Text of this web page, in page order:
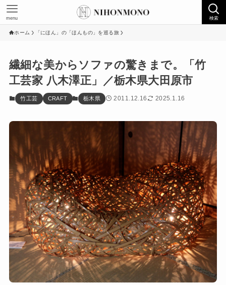
検索
menu
ホーム 「にほん」の「ほんもの」を巡る旅
繊細な美からソファの驚きまで。「竹
工芸家 八木澤正」／栃木県大田原市
竹工芸 CRAFT 栃木県 2011.12.16 2025.1.16